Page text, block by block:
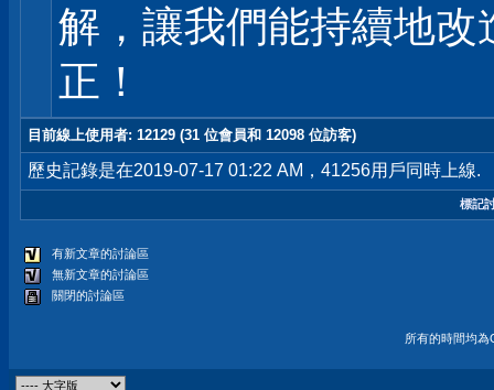
解，讓我們能持續地改
正！
目前線上使用者: 12129 (31 位會員和 12098 位訪客)
歷史記錄是在2019-07-17 01:22 AM，41256用戶同時上線.
標記
有新文章的討論區
無新文章的討論區
關閉的討論區
所有的時間均為